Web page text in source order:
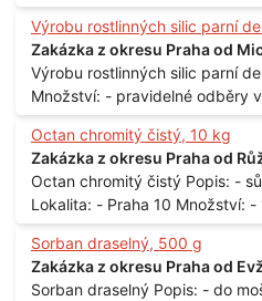
měsíčně
Výrobu rostlinných silic parní
Zakázka z okresu Praha od
Výrobu rostlinných silic parní destilací Lokalita:
Množství: - pravidelné odběry
až 1 l
Octan chromitý čistý, 10 kg
Zakázka z okresu Praha od
Octan chromitý čistý Popis: - sůl karboxylové kyseliny
Lokalita: - Praha 10
Sorban draselný, 500 g
Zakázka z okresu Praha od
Sorban draselný Popis: - do moštu Množství: - 500 kg